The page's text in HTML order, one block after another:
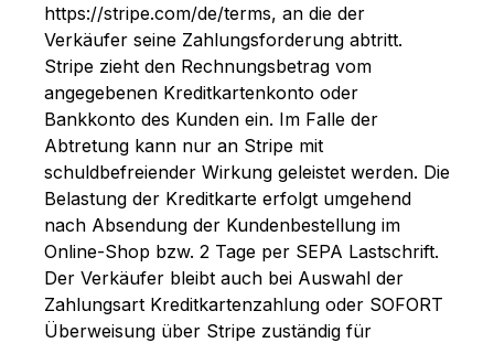
https://stripe.com/de/terms, an die der
Verkäufer seine Zahlungsforderung abtritt.
Stripe zieht den Rechnungsbetrag vom
angegebenen Kreditkartenkonto oder
Bankkonto des Kunden ein. Im Falle der
Abtretung kann nur an Stripe mit
schuldbefreiender Wirkung geleistet werden. Die
Belastung der Kreditkarte erfolgt umgehend
nach Absendung der Kundenbestellung im
Online-Shop bzw. 2 Tage per SEPA Lastschrift.
Der Verkäufer bleibt auch bei Auswahl der
Zahlungsart Kreditkartenzahlung oder SOFORT
Überweisung über Stripe zuständig für